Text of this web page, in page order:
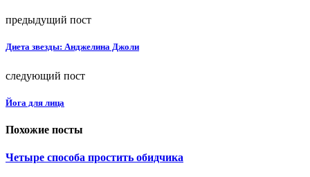
предыдущий пост
Диета звезды: Анджелина Джоли
следующий пост
Йога для лица
Похожие посты
Четыре способа простить обидчика